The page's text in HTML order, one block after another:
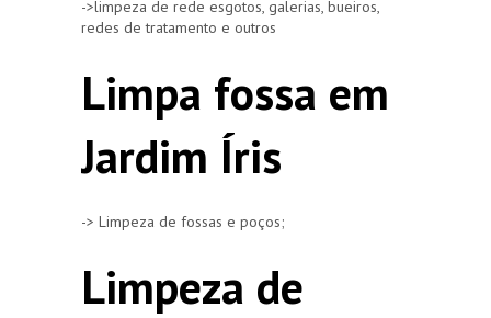
->limpeza de rede esgotos, galerias, bueiros,
redes de tratamento e outros
Limpa fossa em
Jardim Íris
-> Limpeza de fossas e poços;
Limpeza de